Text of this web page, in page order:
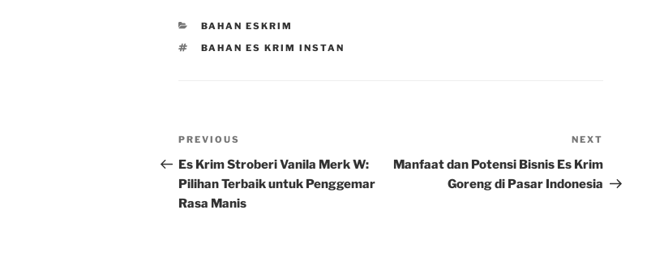
CATEGORIES
BAHAN ESKRIM
TAGS
BAHAN ES KRIM INSTAN
Post
navigation
Previous
Post
PREVIOUS
Es Krim Stroberi Vanila Merk W:
Pilihan Terbaik untuk Penggemar
Rasa Manis
Post
NEXT
Manfaat dan Potensi Bisnis Es Krim
Goreng di Pasar Indonesia